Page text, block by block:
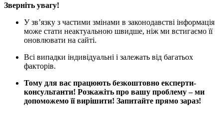
Зверніть увагу!
У зв’язку з частими змінами в законодавстві інформація
може стати неактуальною швидше, ніж ми встигаємо її
оновлювати на сайті.
Всі випадки індивідуальні і залежать від багатьох
факторів.
Тому для вас працюють безкоштовно експерти-
консультанти! Розкажіть про вашу проблему – ми
допоможемо її вирішити! Запитайте прямо зараз!